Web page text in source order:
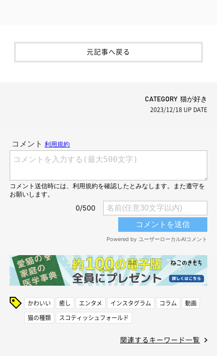
元記事へ戻る
CATEGORY 猫が好き
2023/12/18 UP DATE
かわいい 癒し エンタメ インスタグラム コラム
動画
猫の種類
スコティッシュフォールド
関連するキーワード一覧